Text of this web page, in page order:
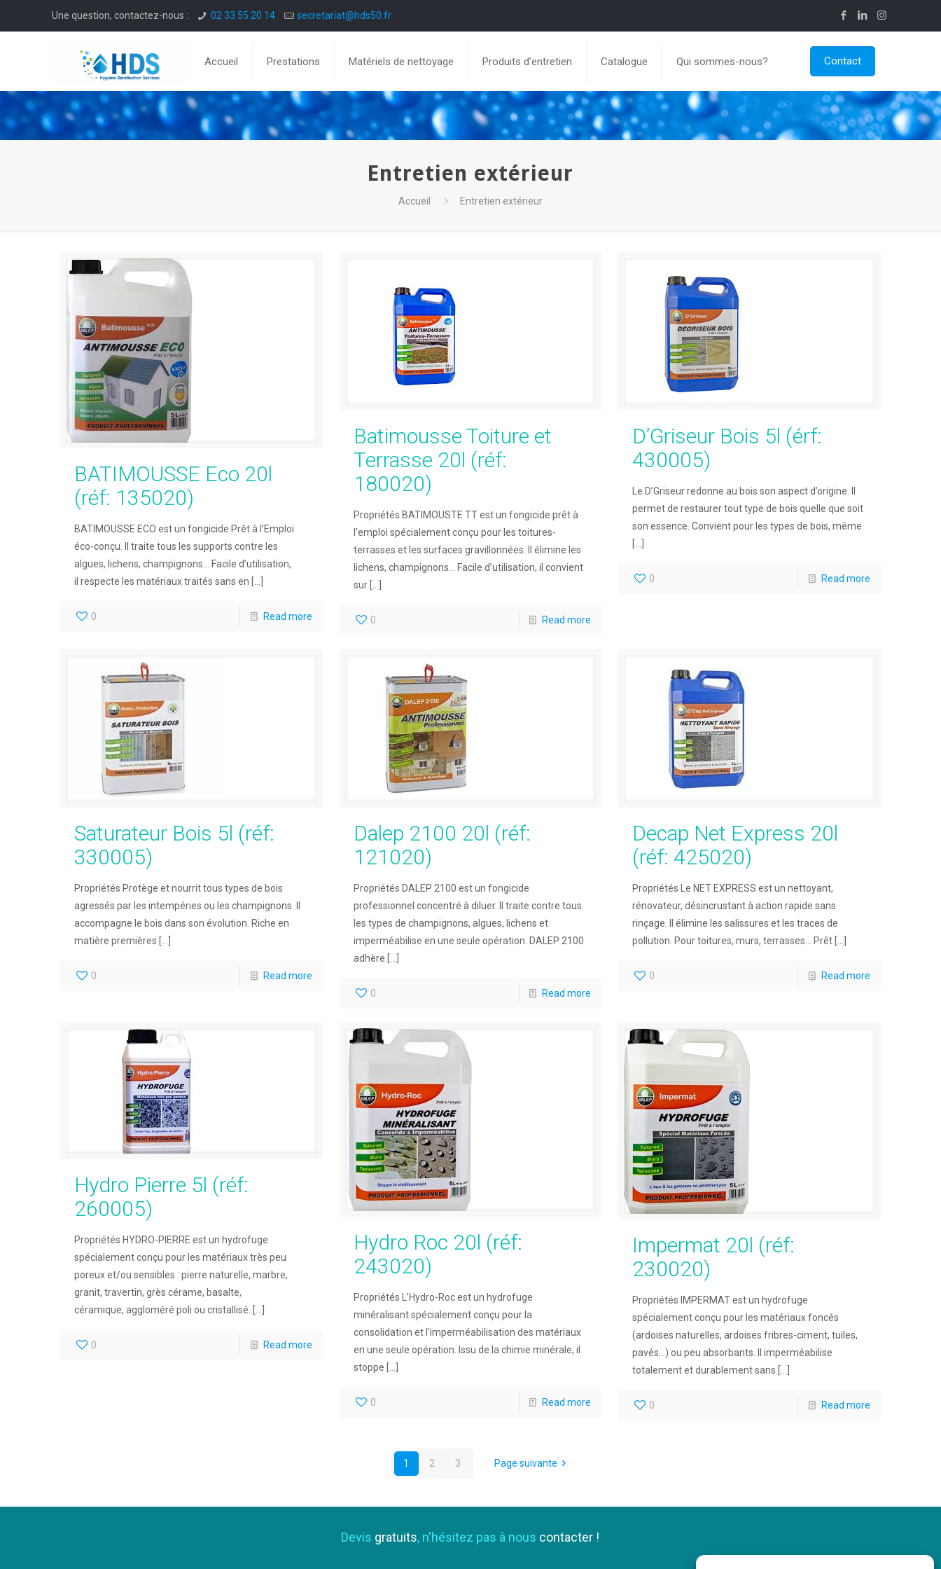
Une question, contactez-nous : 02 33 55 20 14 secretariat@hds50.fr
Accueil Prestations Matériels de nettoyage Produits d’entretien Catalogue Qui sommes-nous? Contact
Entretien extérieur
Accueil Entretien extérieur
BATIMOUSSE Eco 20l
(réf: 135020)
BATIMOUSSE ECO est un fongicide Prêt à l’Emploi
éco-conçu. Il traite tous les supports contre les
algues, lichens, champignons… Facile d’utilisation,
il respecte les matériaux traités sans en
0 Read more
Batimousse Toiture et
Terrasse 20l (réf:
180020)
Propriétés BATIMOUSTE TT est un fongicide prêt à
l’emploi spécialement conçu pour les toitures-
terrasses et les surfaces gravillonnées. Il élimine les
lichens, champignons… Facile d’utilisation, il convient
sur[…]
0 Read more
D’Griseur Bois 5l (érf:
430005)
Le D’Griseur redonne au bois son aspect d’origine. Il
permet de restaurer tout type de bois quelle que soit
son essence. Convient pour les types de bois, même
0 Read more
Saturateur Bois 5l (réf:
330005)
Propriétés Protège et nourrit tous types de bois
agressés par les intempéries ou les champignons. Il
accompagne le bois dans son évolution. Riche en
matière premières
0 Read more
Dalep 2100 20l (réf:
121020)
Propriétés DALEP 2100 est un fongicide
professionnel concentré à diluer. Il traite contre tous
les types de champignons, algues, lichens et
imperméabilise en une seule opération. DALEP 2100
adhère
0 Read more
Decap Net Express 20l
(réf: 425020)
Propriétés Le NET EXPRESS est un nettoyant,
rénovateur, désincrustant à action rapide sans
rinçage. Il élimine les salissures et les traces de
pollution. Pour toitures, murs, terrasses… Prêt
0 Read more
Hydro Pierre 5l (réf:
260005)
Propriétés HYDRO-PIERRE est un hydrofuge
spécialement conçu pour les matériaux très peu
poreux et/ou sensibles : pierre naturelle, marbre,
granit, travertin, grès cérame, basalte,
céramique, aggloméré poli ou cristallisé.
0 Read more
Hydro Roc 20l (réf:
243020)
Propriétés L’Hydro-Roc est un hydrofuge
minéralisant spécialement conçu pour la
consolidation et l’imperméabilisation des matériaux
en une seule opération. Issu de la chimie minérale, il
stoppe
0 Read more
Impermat 20l (réf:
230020)
Propriétés IMPERMAT est un hydrofuge
spécialement conçu pour les matériaux foncés
(ardoises naturelles, ardoises fribres-ciment, tuiles,
pavés…) ou peu absorbants. Il imperméabilise
totalement et durablement sans
0 Read more
1 2 3 Page suivante
Devis gratuits, n'hésitez pas à nous contacter !